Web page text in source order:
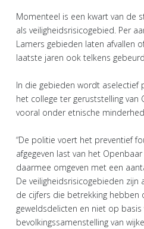
Momenteel is een kwart van de
als veiligheidsrisicogebied. Per
Lamers gebieden laten afvallen
laatste jaren ook telkens gebeurd.
In die gebieden wordt aselectief
het college ter geruststelling van
vooral onder etnische
“De politie voert het preventief
afgegeven last van het
daarmee omgeven met een
De veiligheidsrisicogebieden zijn
de cijfers die betrekking hebben
geweldsdelicten en niet op basis
bevolkingssamenstelling van